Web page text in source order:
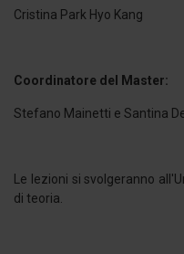
Cristina Park Hyo Kang
Coordinatore del Master:
Stefano Mainetti e Santina
Le lezioni si svolgeranno
di teoria.